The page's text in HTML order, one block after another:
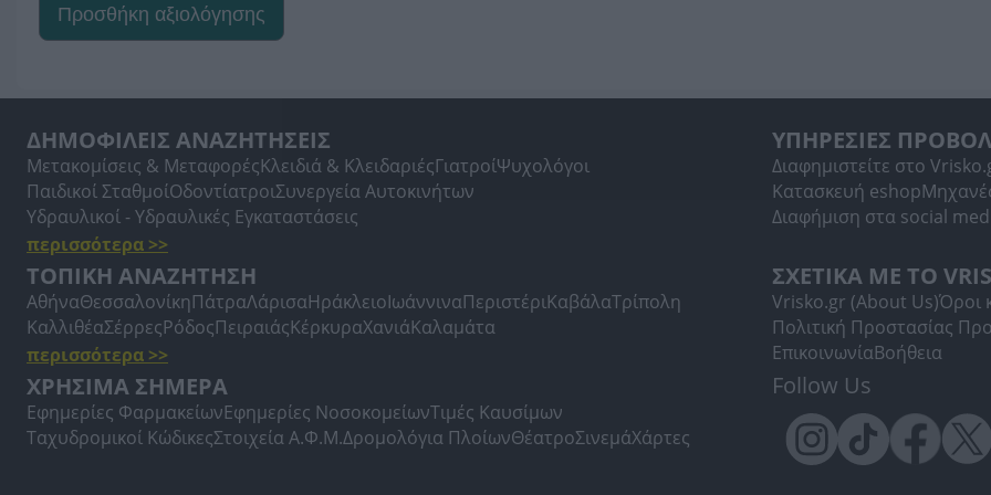
Προσθήκη αξιολόγησης
ΔΗΜΟΦΙΛΕΙΣ ΑΝΑΖΗΤΗΣΕΙΣ
Μετακομίσεις & ΜεταφορέςΚλειδιά & ΚλειδαριέςΓιατροίΨυχολόγοι
Παιδικοί ΣταθμοίΟδοντίατροιΣυνεργεία Αυτοκινήτων
Υδραυλικοί - Υδραυλικές Εγκαταστάσεις
περισσότερα >>
ΥΠΗΡΕΣΙΕΣ
Διαφημιστείτε στο
Κατασκευή eshop
Διαφήμιση στα social
ΤΟΠΙΚΗ ΑΝΑΖΗΤΗΣΗ
ΑθήναΘεσσαλονίκηΠάτραΛάρισαΗράκλειοΙωάννιναΠεριστέριΚαβάλαΤρίπολη
ΚαλλιθέαΣέρρεςΡόδοςΠειραιάςΚέρκυραΧανιάΚαλαμάτα
περισσότερα >>
ΣΧΕΤΙΚΑ ΜΕ ΤΟ
Vrisko.gr (About Us)Όροι
Πολιτική Προστασίας
ΕπικοινωνίαΒοήθεια
ΧΡΗΣΙΜΑ ΣΗΜΕΡΑ
Εφημερίες ΦαρμακείωνΕφημερίες ΝοσοκομείωνΤιμές Καυσίμων
Ταχυδρομικοί ΚώδικεςΣτοιχεία Α.Φ.Μ.Δρομολόγια ΠλοίωνΘέατροΣινεμάΧάρτες
Follow Us